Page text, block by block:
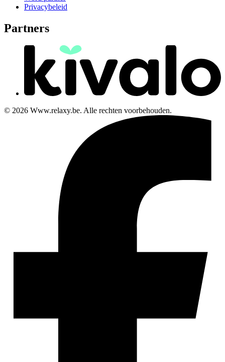
Privacybeleid
Partners
© 2026 Www.relaxy.be. Alle rechten voorbehouden.